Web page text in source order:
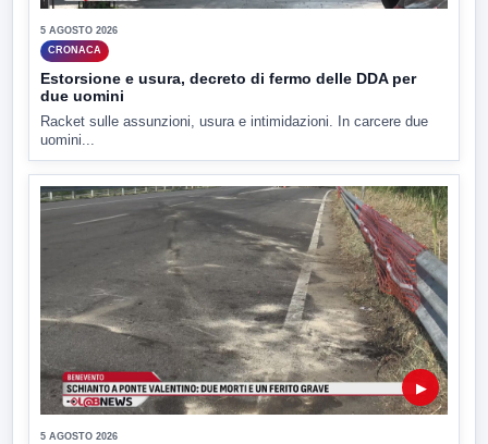
5 AGOSTO 2026
CRONACA
Estorsione e usura, decreto di fermo delle DDA per
due uomini
Racket sulle assunzioni, usura e intimidazioni. In carcere due
uomini...
▶
5 AGOSTO 2026